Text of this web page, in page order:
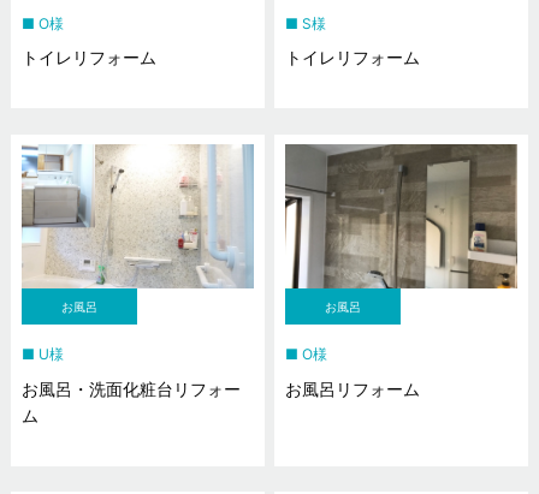
O様
トイレリフォーム
S様
トイレリフォーム
お風呂
U様
お風呂・洗面化粧台リフォー
ム
お風呂
O様
お風呂リフォーム